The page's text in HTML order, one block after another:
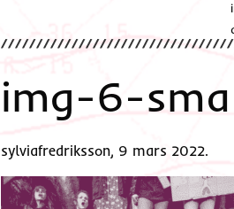
img-6-
sylviafredriksson, 9 mars 2022.